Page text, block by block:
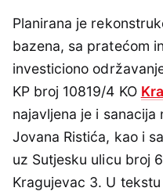
Planirana je
bazena, sa pratećom
investiciono
KP broj 10819/4 KO
najavljena je i
Jovana Ristića, kao i
uz Sutjesku ulicu broj
Kragujevac 3. U